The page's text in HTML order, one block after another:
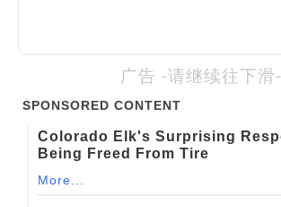
广告 -请继续往下滑-